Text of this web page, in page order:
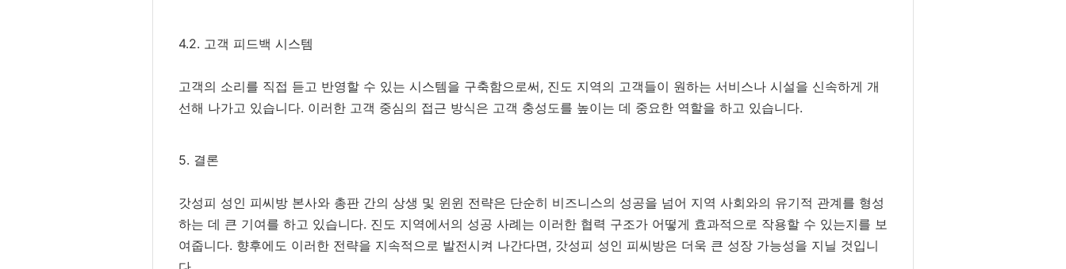
4.2. 고객 피드백 시스템
고객의 소리를 직접 듣고 반영할 수 있는 시스템을 구축함으로써, 진도 지역의 고객들이 원하는 서비스나 시설을 신속하게 개
선해 나가고 있습니다. 이러한 고객 중심의 접근 방식은 고객 충성도를 높이는 데 중요한 역할을 하고 있습니다.
5. 결론
갓성피 성인 피씨방 본사와 총판 간의 상생 및 윈윈 전략은 단순히 비즈니스의 성공을 넘어 지역 사회와의 유기적 관계를 형성
하는 데 큰 기여를 하고 있습니다. 진도 지역에서의 성공 사례는 이러한 협력 구조가 어떻게 효과적으로 작용할 수 있는지를 보
여줍니다. 향후에도 이러한 전략을 지속적으로 발전시켜 나간다면, 갓성피 성인 피씨방은 더욱 큰 성장 가능성을 지닐 것입니